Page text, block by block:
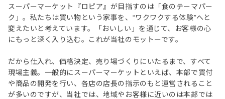
スーパーマーケット『ロピア』が目指すのは「食のテーマパー
ク」。私たちは買い物という家事を、“ワクワクする体験”へと
変えたいと考えています。「おいしい」を通じて、お客様の心
にもっと深く入り込む。これが当社のモットーです。
だから仕入れ、価格決定、売り場づくりにいたるまで、すべて
現場主義。一般的にスーパーマーケットといえば、本部で買付
や商品の開発を行い、各店の店長の指示のもと運営されること
が多いのですが、当社では、地域やお客様に近いのは本部では